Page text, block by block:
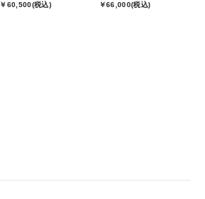
￥60,500(税込) ￥66,000(税込)